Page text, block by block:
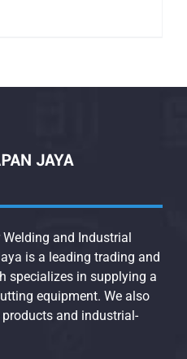
and Industrial
is a leading trading and
specializes in supplying a
equipment. We also
and industrial-